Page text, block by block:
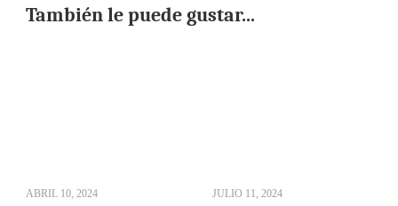
También le puede gustar...
ABRIL 10, 2024 JULIO 11, 2024